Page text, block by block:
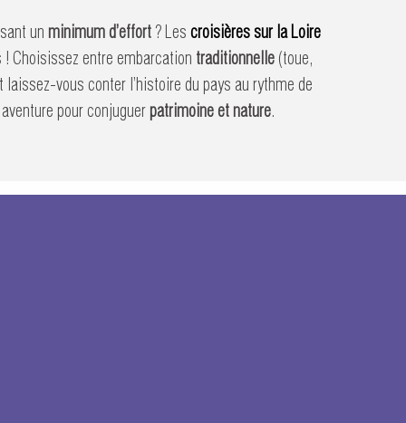
un minimum d’effort ? Les croisières sur la Loire
Choisissez entre embarcation traditionnelle (toue,
vous conter l’histoire du pays au rythme de
pour conjuguer patrimoine et nature.